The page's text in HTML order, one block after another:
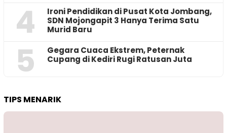
4
Ironi Pendidikan di Pusat Kota Jombang,
SDN Mojongapit 3 Hanya Terima Satu
Murid Baru
5
‎Gegara Cuaca Ekstrem, Peternak
Cupang di Kediri Rugi Ratusan Juta
TIPS MENARIK